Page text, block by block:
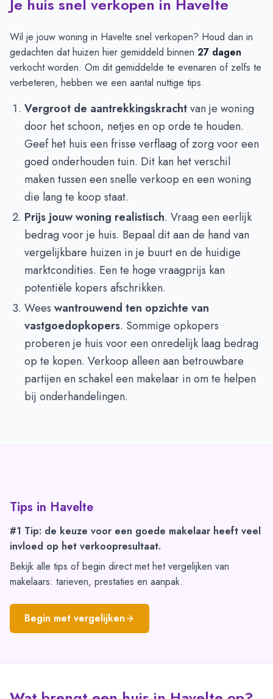
Je huis snel verkopen in Havelte
Wil je jouw woning in Havelte snel verkopen? Houd dan in
gedachten dat huizen hier gemiddeld binnen 27 dagen
verkocht worden. Om dit gemiddelde te evenaren of zelfs te
verbeteren, hebben we een aantal nuttige tips.
Vergroot de aantrekkingskrachtvan je woning
door het schoon, netjes en op orde te houden.
Geef het huis een frisse verflaag of zorg voor een
goed onderhouden tuin. Dit kan het verschil
maken tussen een snelle verkoop en een woning
die lang te koop staat.
Prijs jouw woning realistisch. Vraag een eerlijk
bedrag voor je huis. Bepaal dit aan de hand van
vergelijkbare huizen in je buurt en de huidige
marktcondities. Een te hoge vraagprijs kan
potentiële kopers afschrikken.
Wees wantrouwend ten opzichte van
vastgoedopkopers. Sommige opkopers
proberen je huis voor een onredelijk laag bedrag
op te kopen. Verkoop alleen aan betrouwbare
partijen en schakel een makelaar in om te helpen
bij onderhandelingen.
Tips in Havelte
#1 Tip: de keuze voor een goede makelaar heeft veel
invloed op het verkoopresultaat.
Bekijk alle tips of begin direct met het vergelijken van
makelaars: tarieven, prestaties en aanpak.
Begin met vergelijken